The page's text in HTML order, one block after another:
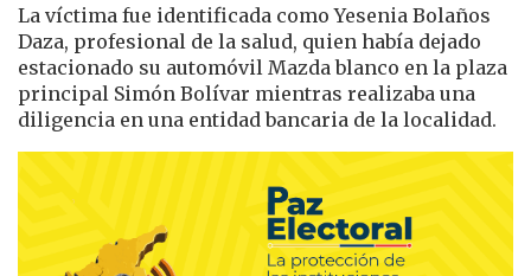
La víctima fue identificada como Yesenia Bolaños
Daza, profesional de la salud, quien había dejado
estacionado su automóvil Mazda blanco en la plaza
principal Simón Bolívar mientras realizaba una
diligencia en una entidad bancaria de la localidad.